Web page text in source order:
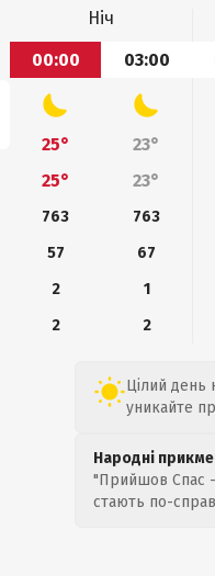
Ніч
00:00
03:00
25° 23°
25°
23°
763 763
57
67
2
1
2
2
Цілий день
уникайте
Народні
"Прийшов Спас
стають по-